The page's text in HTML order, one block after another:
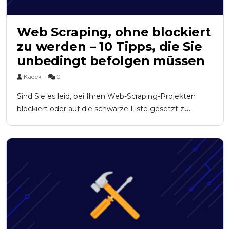
Web Scraping, ohne blockiert
zu werden – 10 Tipps, die Sie
unbedingt befolgen müssen
Kadek 0
Sind Sie es leid, bei Ihren Web-Scraping-Projekten
blockiert oder auf die schwarze Liste gesetzt zu...